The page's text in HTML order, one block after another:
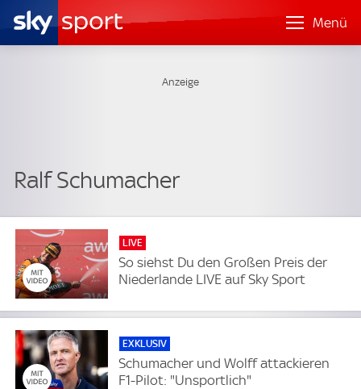
Menü
Ralf Schumacher
LIVE
So siehst Du den Großen Preis der
Niederlande LIVE auf Sky Sport
EXKLUSIV
Schumacher und Wolff attackieren
F1-Pilot: "Unsportlich"